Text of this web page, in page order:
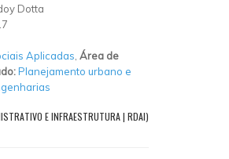
Dotta
Aplicadas Área de
Planejamento urbano e
E INFRAESTRUTURA | RDAI)